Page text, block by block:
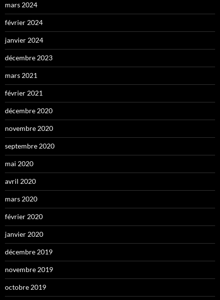
mars 2024
février 2024
janvier 2024
décembre 2023
mars 2021
février 2021
décembre 2020
novembre 2020
septembre 2020
mai 2020
avril 2020
mars 2020
février 2020
janvier 2020
décembre 2019
novembre 2019
octobre 2019